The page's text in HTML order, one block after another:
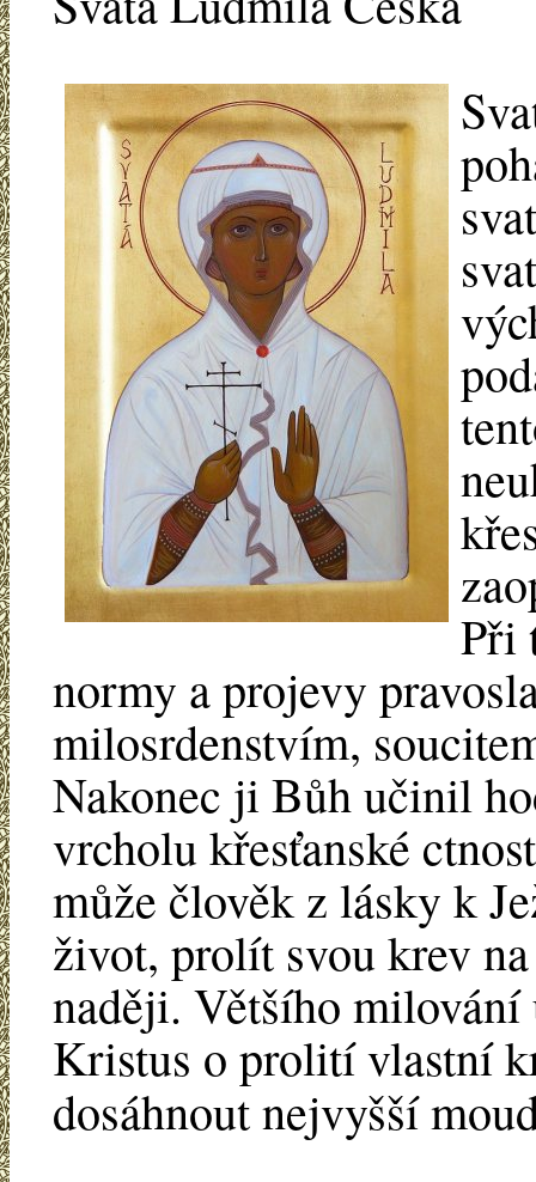
Při
normy a projevy
milosrdenstvím,
Nakonec ji Bůh učinil
vrcholu křesťanské
může člověk z lásky k
život, prolít svou krev
naději. Většího
Kristus o prolití vlastní
dosáhnout nejvyšší